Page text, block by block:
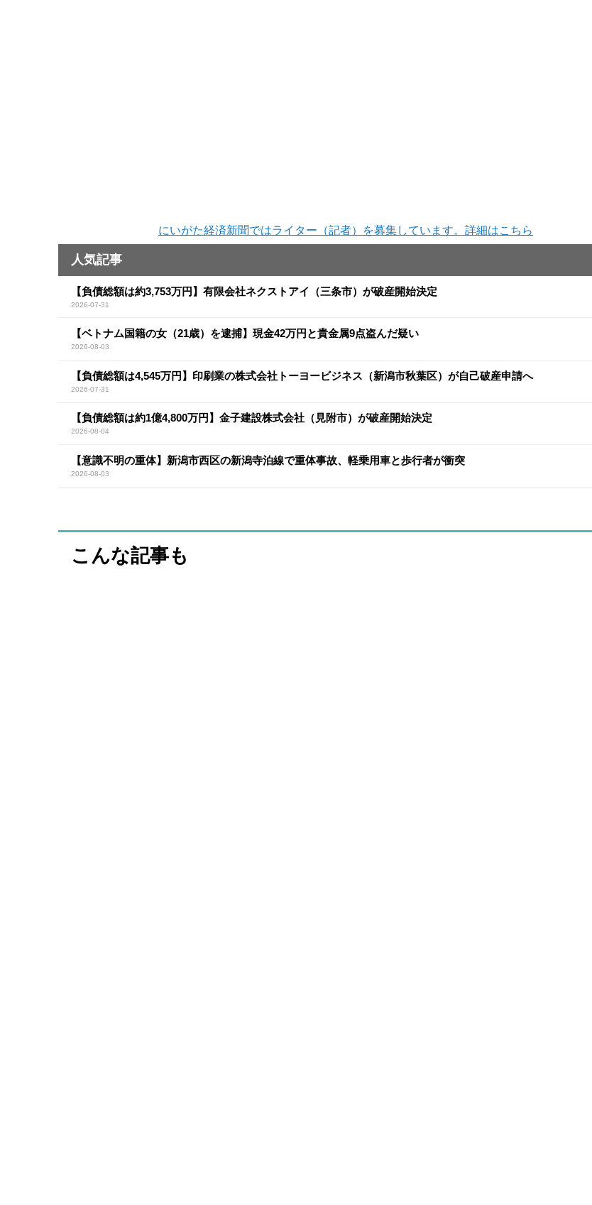
にいがた経済新聞ではライター（記者）を募集しています。詳細はこちら
人気記事
【負債総額は約3,753万円】有限会社ネクストアイ（三条市）が破産開始決定
2026-07-31
【ベトナム国籍の女（21歳）を逮捕】現金42万円と貴金属9点盗んだ疑い
2026-08-03
【負債総額は4,545万円】印刷業の株式会社トーヨービジネス（新潟市秋葉区）が自己破産申請へ
2026-07-31
【負債総額は約1億4,800万円】金子建設株式会社（見附市）が破産開始決定
2026-08-04
【意識不明の重体】新潟市西区の新潟寺泊線で重体事故、軽乗用車と歩行者が衝突
2026-08-03
こんな記事も